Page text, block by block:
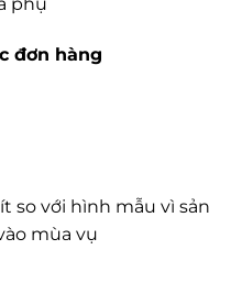
phụ
đơn hàng
so với hình mẫu vì sản
mùa vụ